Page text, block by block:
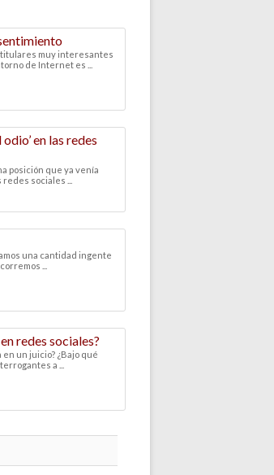
titulares muy interesantes
de Internet es ...
en las redes
posición que ya venía
sociales ...
una cantidad ingente
...
redes sociales?
un juicio? ¿Bajo qué
a ...